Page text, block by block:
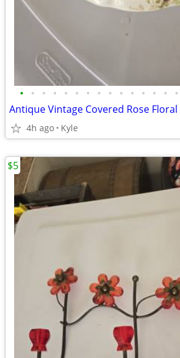
• • • • • • • • • • • • • • •
Antique Vintage Covered Rose
4h ago Kyle
$5